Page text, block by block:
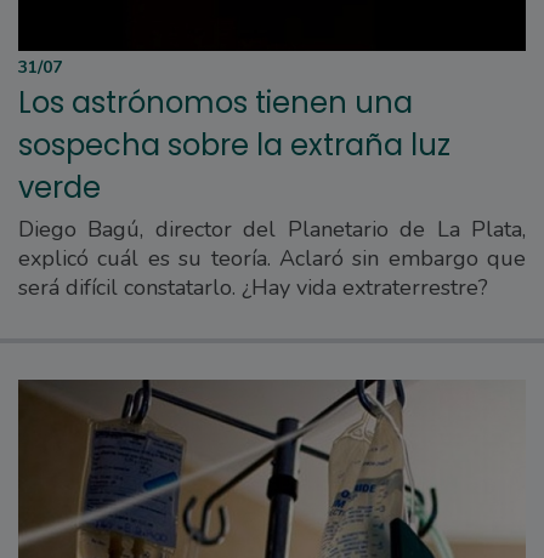
31/07
Los astrónomos tienen una
sospecha sobre la extraña luz
verde
Diego Bagú, director del Planetario de La Plata,
explicó cuál es su teoría. Aclaró sin embargo que
será difícil constatarlo. ¿Hay vida extraterrestre?